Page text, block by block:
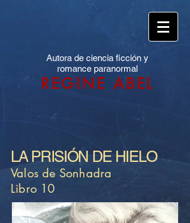
Autora de ciencia ficción y
romance paranormal
REGINE ABEL
LA PRISIÓN DE HIELO
Valos de Sonhadra
Libro 10